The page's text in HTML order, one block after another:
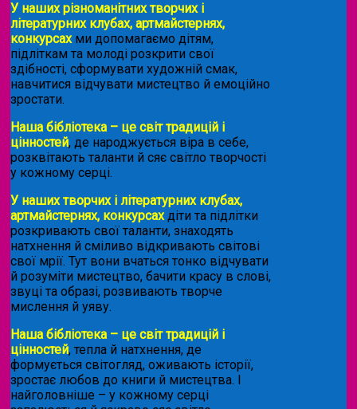
У наших різноманітних творчих і
літературних клубах, артмайстернях,
конкурсахми допомагаємо дітям,
підліткам та молоді розкрити свої
здібності, сформувати художній смак,
навчитися відчувати мистецтво й емоційно
зростати.
Наша бібліотека – це світ традицій і
цінностей, де народжується віра в себе,
розквітають таланти й сяє світло творчості
у кожному серці.
У наших творчих і літературних клубах,
артмайстернях, конкурсахдіти та підлітки
розкривають свої таланти, знаходять
натхнення й сміливо відкривають світові
свої мрії. Тут вони вчаться тонко відчувати
й розуміти мистецтво, бачити красу в слові,
звуці та образі, розвивають творче
мислення й уяву.
Наша бібліотека – це світ традицій і
цінностей, тепла й натхнення, де
формується світогляд, оживають історії,
зростає любов до книги й мистецтва. І
найголовніше – у кожному серці